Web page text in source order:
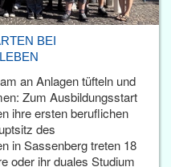
BEI
an Anlagen tüfteln und
Zum Ausbildungsstart
ihre ersten beruflichen
des
in Sassenberg treten 18
oder ihr duales Studium